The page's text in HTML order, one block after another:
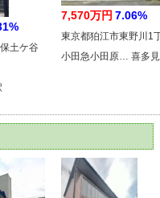
土ケ谷
7,570万円 7.06%
東京都狛江市東野川1
小田急小田原… 喜多